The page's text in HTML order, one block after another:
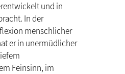
und in
In der
menschlicher
er in unermüdlicher
Feinsinn, im